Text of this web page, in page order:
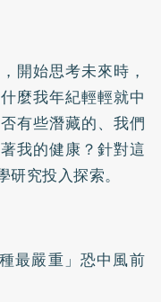
開始思考未來時，
麼我年紀輕輕就中
有些潛藏的、我們
我的健康？針對這
究投入探索。
最嚴重」恐中風前